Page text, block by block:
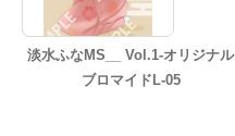
淡水ふなMS__ Vol.1-オリジナル
ブロマイドL-05